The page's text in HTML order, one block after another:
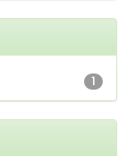
1